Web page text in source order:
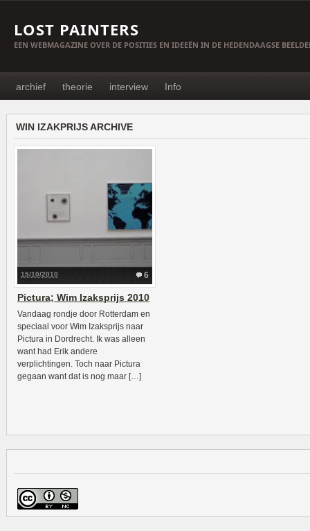
LOST PAINTERS
EEN WEBMAGAZINE OVER DE POSITIES EN IDEEËN IN DE HEDENDAAGSE
archief theorie interview Info
WIN IZAKPRIJS ARCHIVE
6
15/10/2010
Pictura; Wim Izaksprijs 2010
Vandaag rondje door Rotterdam en
speciaal voor Wim Izaksprijs naar
Pictura in Dordrecht. Ik was alleen
want had Erik andere
verplichtingen. Toch naar Pictura
gegaan want dat is nog maar […]